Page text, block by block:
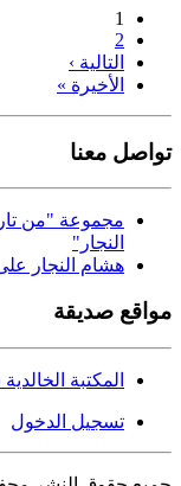
1
2
التالية ›
الأخيرة »
تواصل معنا
مجموعة "من
النجار"
هشام النجار
مواقع صديقة
المكتبة
تسجيل الدخول